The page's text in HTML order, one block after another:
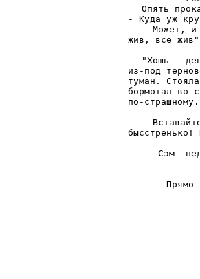
Опять
- Куда уж
- Может, и
жив, все
"Хошь -
из-под
туман.
бормотал во
по-
-
Сэм
-  Прямо